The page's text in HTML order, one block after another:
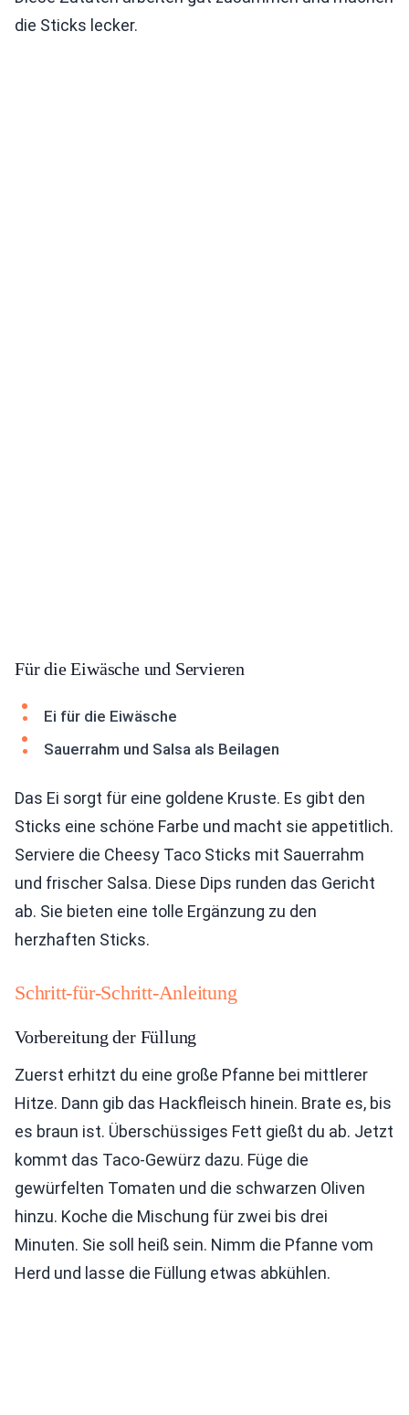
die Sticks lecker.
Für die Eiwäsche und Servieren
Ei für die Eiwäsche
Sauerrahm und Salsa als Beilagen
Das Ei sorgt für eine goldene Kruste. Es gibt den
Sticks eine schöne Farbe und macht sie appetitlich.
Serviere die Cheesy Taco Sticks mit Sauerrahm
und frischer Salsa. Diese Dips runden das Gericht
ab. Sie bieten eine tolle Ergänzung zu den
herzhaften Sticks.
Schritt-für-Schritt-Anleitung
Vorbereitung der Füllung
Zuerst erhitzt du eine große Pfanne bei mittlerer
Hitze. Dann gib das Hackfleisch hinein. Brate es, bis
es braun ist. Überschüssiges Fett gießt du ab. Jetzt
kommt das Taco-Gewürz dazu. Füge die
gewürfelten Tomaten und die schwarzen Oliven
hinzu. Koche die Mischung für zwei bis drei
Minuten. Sie soll heiß sein. Nimm die Pfanne vom
Herd und lasse die Füllung etwas abkühlen.